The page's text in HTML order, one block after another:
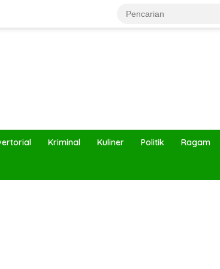
Kriminal Kuliner Politik Ragam